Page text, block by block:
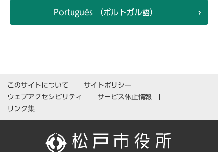
Português （ポルトガル語）
このサイトについて
サイトポリシー
ウェブアクセシビリティ
サービス休止情報
リンク集